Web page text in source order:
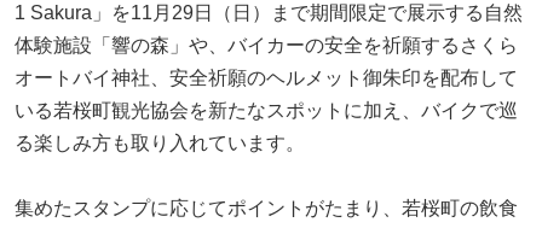
1 Sakura」を11月29日（日）まで期間限定で展示する自然
体験施設「響の森」や、バイカーの安全を祈願するさくら
オートバイ神社、安全祈願のヘルメット御朱印を配布して
いる若桜町観光協会を新たなスポットに加え、バイクで巡
る楽しみ方も取り入れています。
集めたスタンプに応じてポイントがたまり、若桜町の飲食